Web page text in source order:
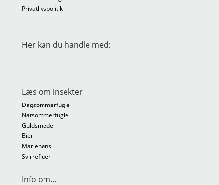
Privatlivspolitik
Her kan du handle med:
Læs om insekter
Dagsommerfugle
Natsommerfugle
Guldsmede
Bier
Mariehøns
Svirrefluer
Info om...